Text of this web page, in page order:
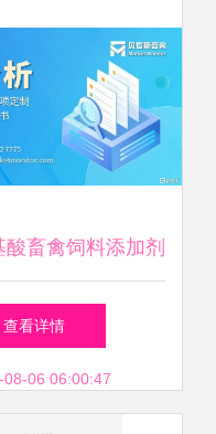
畜禽饲料添加剂
告-细分产品、应
及竞争调研
查看详情
06 06:00:47